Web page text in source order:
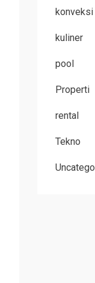
konveksi
kuliner
pool
Properti
rental
Tekno